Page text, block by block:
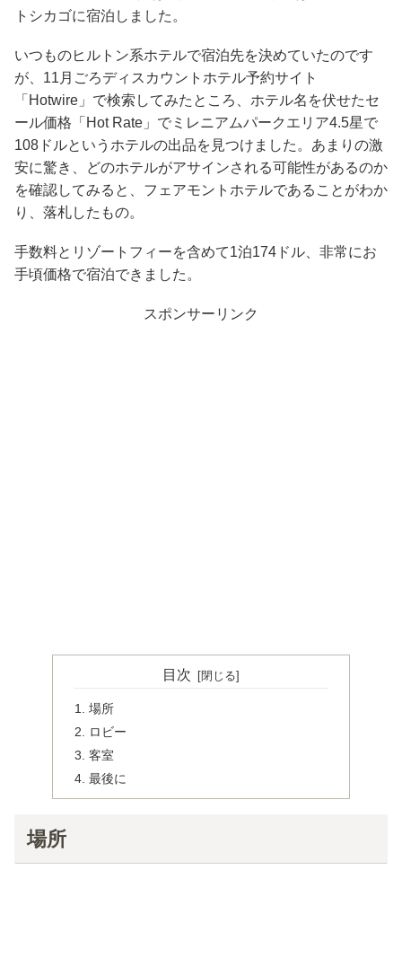
トシカゴに宿泊しました。
いつものヒルトン系ホテルで宿泊先を決めていたのです
が、11月ごろディスカウントホテル予約サイト
「Hotwire」で検索してみたところ、ホテル名を伏せたセ
ール価格「Hot Rate」でミレニアムパークエリア4.5星で
108ドルというホテルの出品を見つけました。あまりの激
安に驚き、どのホテルがアサインされる可能性があるのか
を確認してみると、フェアモントホテルであることがわか
り、落札したもの。
手数料とリゾートフィーを含めて1泊174ドル、非常にお
手頃価格で宿泊できました。
スポンサーリンク
目次
場所
ロビー
客室
最後に
場所